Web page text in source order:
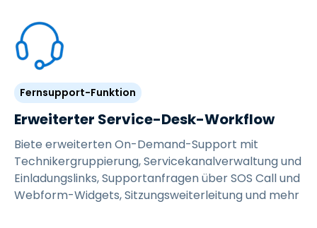
Fernsupport-Funktion
Erweiterter Service-Desk-Workflow
Biete erweiterten On-Demand-Support mit
Technikergruppierung, Servicekanalverwaltung und
Einladungslinks, Supportanfragen über SOS Call und
Webform-Widgets, Sitzungsweiterleitung und mehr